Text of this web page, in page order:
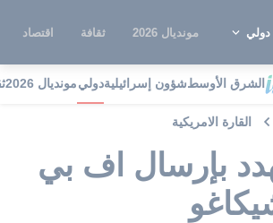
دولي مونديال 2026 ثقافة اقتصاد
الشرق الأوسطشؤون إسرائيليةدوليمونديال 2026
القارة الامريكية
بإرسال اف بي